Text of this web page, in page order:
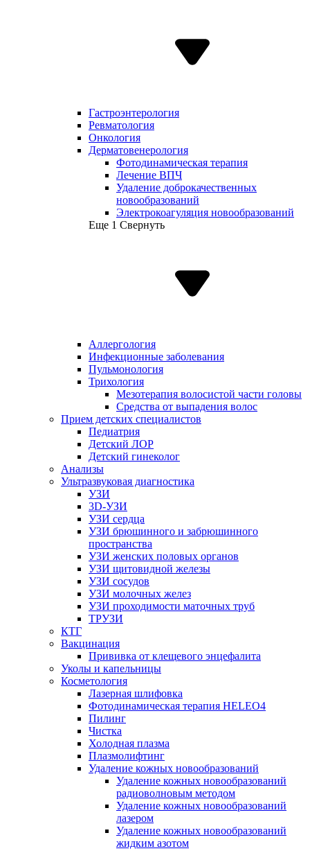
Гастроэнтерология
Ревматология
Онкология
Дерматовенерология
Фотодинамическая терапия
Лечение ВПЧ
Удаление доброкачественных
новообразований
Электрокоагуляция новообразований
Еще 1 Свернуть
Аллергология
Инфекционные заболевания
Пульмонология
Трихология
Мезотерапия волосистой части головы
Средства от выпадения волос
Прием детских специалистов
Педиатрия
Детский ЛОР
Детский гинеколог
Анализы
Ультразвуковая диагностика
УЗИ
3D-УЗИ
УЗИ сердца
УЗИ брюшинного и забрюшинного
пространства
УЗИ женских половых органов
УЗИ щитовидной железы
УЗИ сосудов
УЗИ молочных желез
УЗИ проходимости маточных труб
ТРУЗИ
КТГ
Вакцинация
Прививка от клещевого энцефалита
Уколы и капельницы
Косметология
Лазерная шлифовка
Фотодинамическая терапия HELEO4
Пилинг
Чистка
Холодная плазма
Плазмолифтинг
Удаление кожных новообразований
Удаление кожных новообразований
радиоволновым методом
Удаление кожных новообразований
лазером
Удаление кожных новообразований
жидким азотом